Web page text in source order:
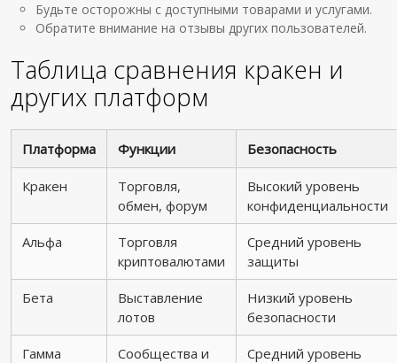
Будьте осторожны с доступными товарами и услугами.
Обратите внимание на отзывы других пользователей.
Таблица сравнения кракен и
других платформ
Платформа Функции Безопасность
Кракен
Торговля,
обмен, форум
Высокий уровень
конфиденциальности
Альфа
Торговля
криптовалютами
Средний уровень
защиты
Бета
Выставление
лотов
Низкий уровень
безопасности
Гамма
Сообщества и
Средний уровень